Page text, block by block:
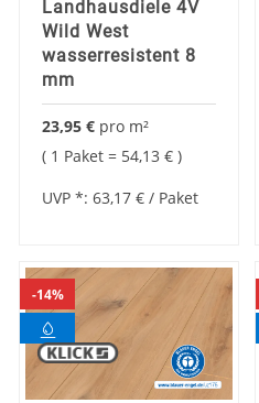
Landhausdiele 4V
Wild West
wasserresistent 8
mm
23,95 € pro m²
1 Paket = 54,13 €
UVP *: 63,17 € / Paket
14%